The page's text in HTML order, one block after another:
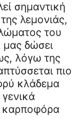
σημαντική
λεμονιάς,
του
μας δώσει
λόγω της
πιο
κλάδεμα
καρποφόρα